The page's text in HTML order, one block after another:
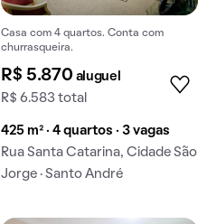
Casa com 4 quartos. Conta com
churrasqueira.
R$ 5.870 aluguel
R$ 6.583 total
425 m² · 4 quartos · 3 vagas
Rua Santa Catarina, Cidade São
Jorge · Santo André